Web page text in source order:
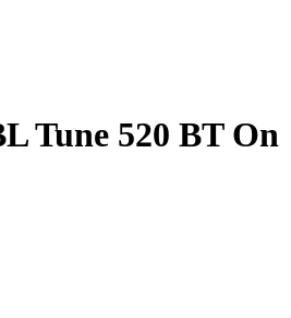
Tune 520 BT On